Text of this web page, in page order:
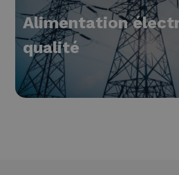
Alimentation
qualité